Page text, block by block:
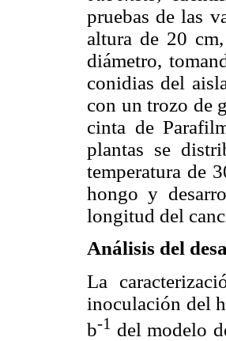
pruebas de las
altura de 20
diámetro,
conidias del
con un trozo de
cinta de
plantas se
temperatura de
hongo y
longitud del
Análisis del
La
inoculación del
b-1 del modelo